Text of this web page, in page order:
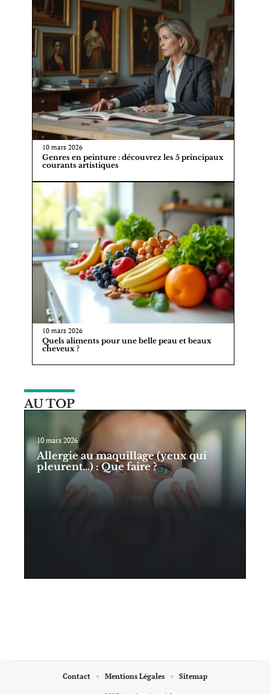
10 mars 2026
Genres en peinture : découvrez les 5 principaux
courants artistiques
10 mars 2026
Quels aliments pour une belle peau et beaux
cheveux ?
AU TOP
10 mars 2026
Allergie au maquillage (yeux qui
pleurent…) : Que faire ?
Contact Mentions Légales Sitemap